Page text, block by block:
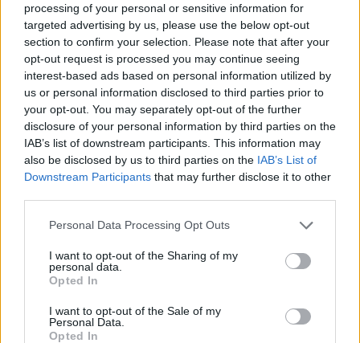
processing of your personal or sensitive information for
targeted advertising by us, please use the below opt-out
section to confirm your selection. Please note that after your
opt-out request is processed you may continue seeing
interest-based ads based on personal information utilized by
us or personal information disclosed to third parties prior to
your opt-out. You may separately opt-out of the further
disclosure of your personal information by third parties on the
IAB’s list of downstream participants. This information may
also be disclosed by us to third parties on the IAB’s List of
Downstream Participants that may further disclose it to other
Please note that this website/app uses one or more Google
not limited to your visit or usage behaviour. You may click to
grant or deny consent to Google and its third-party tags to
use your data for below specified purposes in below Google
consent section.
Personal Data Processing Opt Outs
I want to opt-out of the Sharing of my
personal data.
Opted In
I want to opt-out of the Sale of my
Personal Data.
Opted In
Garas Dezső a legjobb színész díját kapta a moszkvai Arany
Vitéz Nemzetközi Filmfesztiválon a Noé bárkája című
nagyjátékfilmben nyújtott alakításáért, Stock Ede
megformálásáért. A Sándor Pál rendezte Noé bárkájában a
Kossuth-díjas színművész partnere többek között Kállai
Ferenc és Törőcsik Mari volt.
tovább
Elbúcsúztak Raksányi Gellérttől
2008. 06. 05.|Kultúrpart